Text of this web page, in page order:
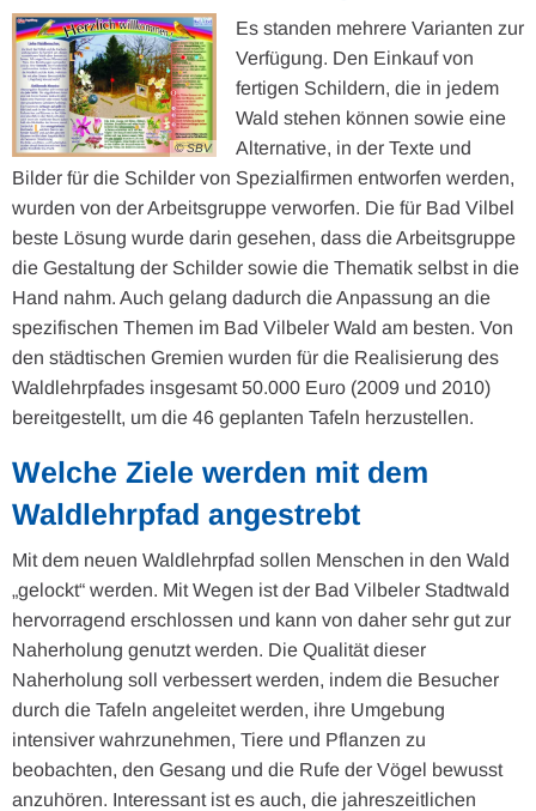
© SBV
Es standen mehrere Varianten zur
Verfügung. Den Einkauf von
fertigen Schildern, die in jedem
Wald stehen können sowie eine
Alternative, in der Texte und
Bilder für die Schilder von Spezialfirmen entworfen werden,
wurden von der Arbeitsgruppe verworfen. Die für Bad Vilbel
beste Lösung wurde darin gesehen, dass die Arbeitsgruppe
die Gestaltung der Schilder sowie die Thematik selbst in die
Hand nahm. Auch gelang dadurch die Anpassung an die
spezifischen Themen im Bad Vilbeler Wald am besten. Von
den städtischen Gremien wurden für die Realisierung des
Waldlehrpfades insgesamt 50.000 Euro (2009 und 2010)
bereitgestellt, um die 46 geplanten Tafeln herzustellen.
Welche Ziele werden mit dem
Waldlehrpfad angestrebt
Mit dem neuen Waldlehrpfad sollen Menschen in den Wald
„gelockt“ werden. Mit Wegen ist der Bad Vilbeler Stadtwald
hervorragend erschlossen und kann von daher sehr gut zur
Naherholung genutzt werden. Die Qualität dieser
Naherholung soll verbessert werden, indem die Besucher
durch die Tafeln angeleitet werden, ihre Umgebung
intensiver wahrzunehmen, Tiere und Pflanzen zu
beobachten, den Gesang und die Rufe der Vögel bewusst
anzuhören. Interessant ist es auch, die jahreszeitlichen